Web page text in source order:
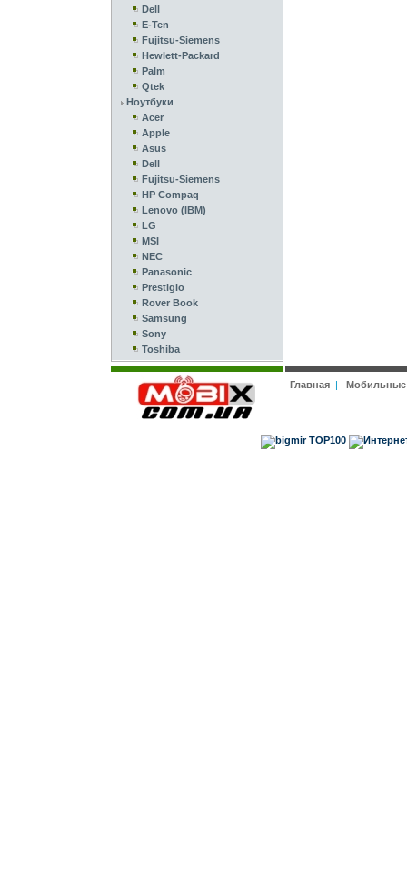
Dell
E-Ten
Fujitsu-Siemens
Hewlett-Packard
Palm
Qtek
Ноутбуки
Acer
Apple
Asus
Dell
Fujitsu-Siemens
HP Compaq
Lenovo (IBM)
LG
MSI
NEC
Panasonic
Prestigio
Rover Book
Samsung
Sony
Toshiba
Главная|